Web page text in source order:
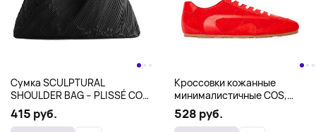
Сумка SCULPTURAL
SHOULDER BAG – PLISSÉ COS,
черный
415 руб.
Кроссовки кожанные
минималистичные COS,
красный
528 руб.